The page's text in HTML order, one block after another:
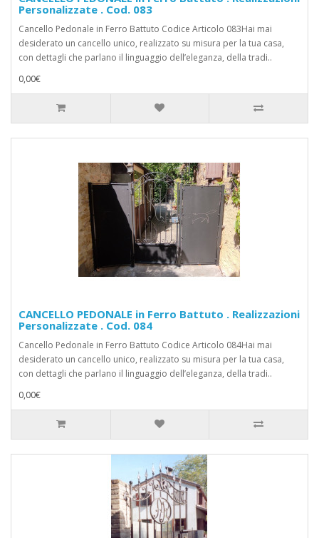
Personalizzate . Cod. 083
Cancello Pedonale in Ferro Battuto Codice Articolo 083Hai mai
desiderato un cancello unico, realizzato su misura per la tua casa,
con dettagli che parlano il linguaggio dell’eleganza, della tradi..
0,00€
CANCELLO PEDONALE in Ferro Battuto . Realizzazioni
Personalizzate . Cod. 084
Cancello Pedonale in Ferro Battuto Codice Articolo 084Hai mai
desiderato un cancello unico, realizzato su misura per la tua casa,
con dettagli che parlano il linguaggio dell’eleganza, della tradi..
0,00€